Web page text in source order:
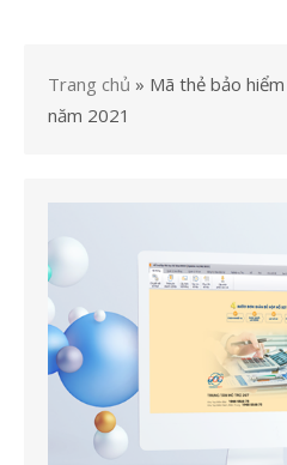
Trang chủ » Mã thẻ bảo
năm 2021